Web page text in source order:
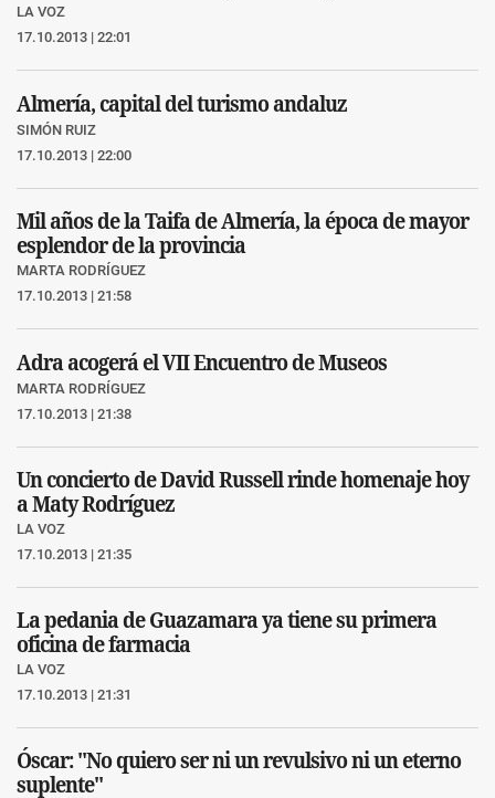
LA VOZ
17.10.2013 | 22:01
Almería, capital del turismo andaluz
SIMÓN RUIZ
17.10.2013 | 22:00
Mil años de la Taifa de Almería, la época de mayor
esplendor de la provincia
MARTA RODRÍGUEZ
17.10.2013 | 21:58
Adra acogerá el VII Encuentro de Museos
MARTA RODRÍGUEZ
17.10.2013 | 21:38
Un concierto de David Russell rinde homenaje hoy
a Maty Rodríguez
LA VOZ
17.10.2013 | 21:35
La pedania de Guazamara ya tiene su primera
oficina de farmacia
LA VOZ
17.10.2013 | 21:31
Óscar: "No quiero ser ni un revulsivo ni un eterno
suplente"